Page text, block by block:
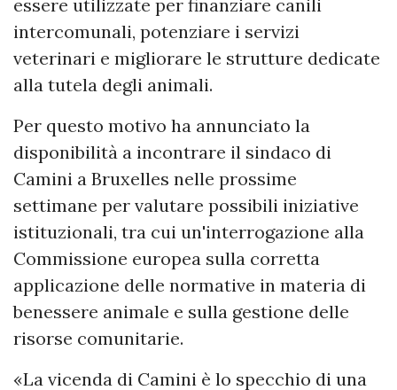
essere utilizzate per finanziare canili
intercomunali, potenziare i servizi
veterinari e migliorare le strutture dedicate
alla tutela degli animali.
Per questo motivo ha annunciato la
disponibilità a incontrare il sindaco di
Camini a Bruxelles nelle prossime
settimane per valutare possibili iniziative
istituzionali, tra cui un'interrogazione alla
Commissione europea sulla corretta
applicazione delle normative in materia di
benessere animale e sulla gestione delle
risorse comunitarie.
«La vicenda di Camini è lo specchio di una